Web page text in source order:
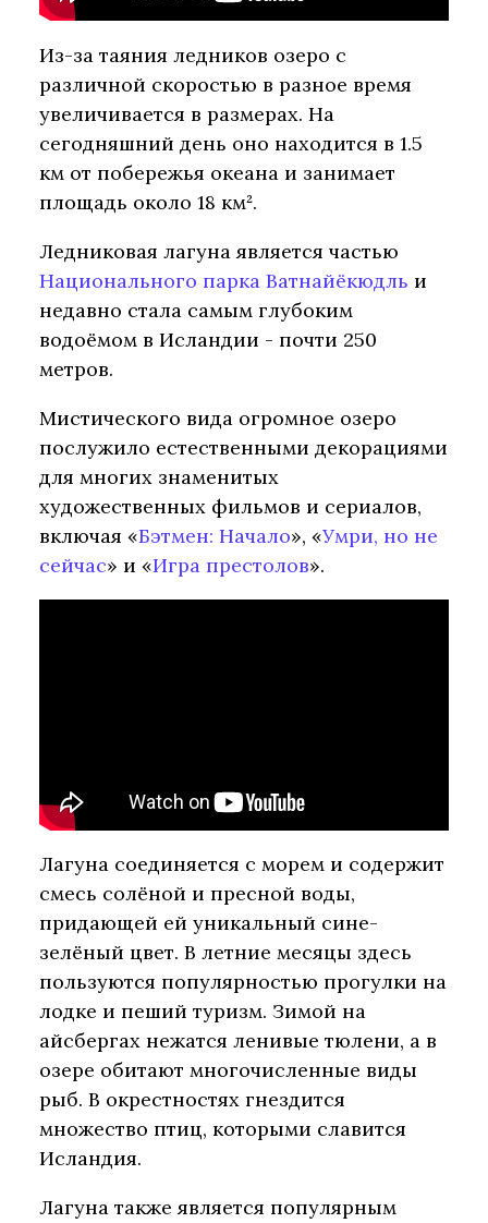
Из-за таяния ледников озеро с
различной скоростью в разное время
увеличивается в размерах. На
сегодняшний день оно находится в 1.5
км от побережья океана и занимает
площадь около 18 км².
Ледниковая лагуна является частью
Национального парка Ватнайёкюдль и
недавно стала самым глубоким
водоёмом в Исландии - почти 250
метров.
Мистического вида огромное озеро
послужило естественными декорациями
для многих знаменитых
художественных фильмов и сериалов,
включая «Бэтмен: Начало», «Умри, но не
сейчас» и «Игра престолов».
Лагуна соединяется с морем и содержит
смесь солёной и пресной воды,
придающей ей уникальный сине-
зелёный цвет. В летние месяцы здесь
пользуются популярностью прогулки на
лодке и пеший туризм. Зимой на
айсбергах нежатся ленивые тюлени, а в
озере обитают многочисленные виды
рыб. В окрестностях гнездится
множество птиц, которыми славится
Исландия.
Лагуна также является популярным